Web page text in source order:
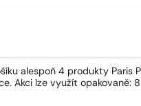
alespoň 4 produkty
Akci lze využít opakovaně: